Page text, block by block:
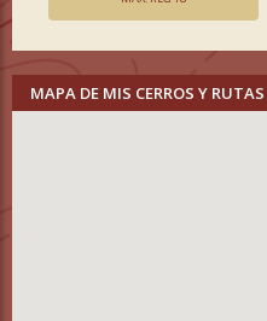
MAPA DE MIS CERROS Y RUTAS